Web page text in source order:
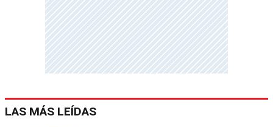
LAS MÁS LEÍDAS